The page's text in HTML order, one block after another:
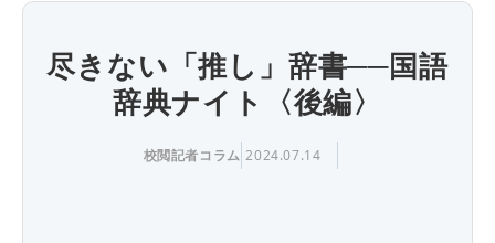
尽きない「推し」辞書──国語
辞典ナイト〈後編〉
校閲記者コラム 2024.07.14